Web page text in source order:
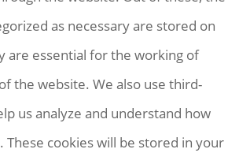
as necessary are stored on
are essential for the working of
the website. We also use third-
us analyze and understand how
These cookies will be stored in your